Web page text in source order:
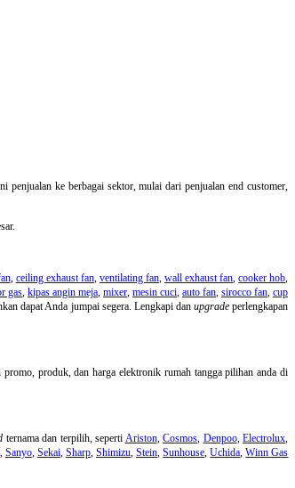
ke berbagai sektor, mulai dari penjualan end customer,
, ceiling exhaust fan, ventilating fan,wall exhaust fan ,cooker hob
gas kipas angin meja mixer mesin cuci auto fan sirocco fan cup
dapat Anda jumpai segera. Lengkapi dan upgradeperlengkapan
produk, dan harga elektronik rumah tangga pilihan anda di
ternama dan terpilih, seperti Ariston, Cosmos Denpoo, Electrolux
Sanyo, Sekai, Sharp,Shimizu ,Stein ,Sunhouse ,Uchida ,Winn Gas